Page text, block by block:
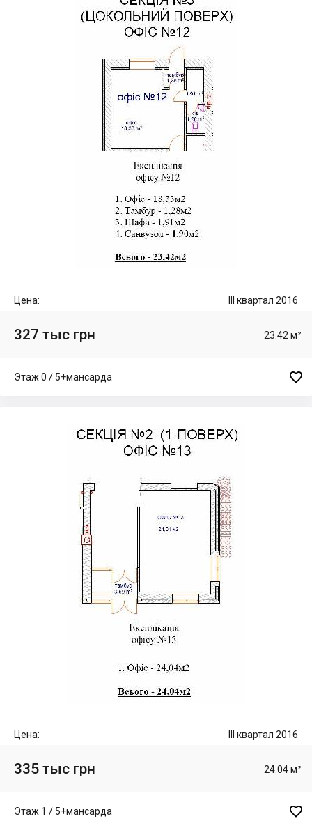
Цена: III квартал 2016
327 тыс грн 23.42 м²
Этаж 0 / 5+мансарда 
Цена: III квартал 2016
335 тыс грн 24.04 м²
Этаж 1 / 5+мансарда 